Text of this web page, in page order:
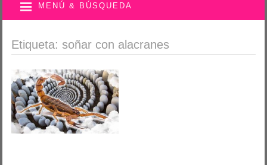
MENÚ & BÚSQUEDA
Etiqueta: soñar con alacranes